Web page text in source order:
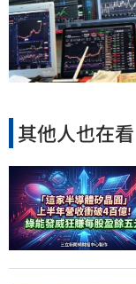
其他人也在看